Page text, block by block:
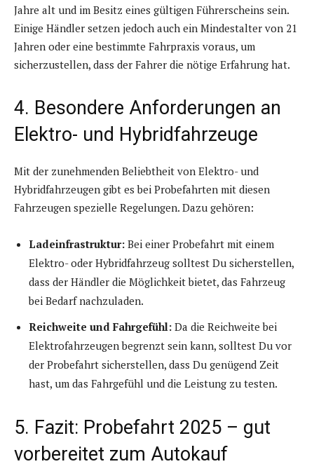
Jahre alt und im Besitz eines gültigen Führerscheins sein.
Einige Händler setzen jedoch auch ein Mindestalter von 21
Jahren oder eine bestimmte Fahrpraxis voraus, um
sicherzustellen, dass der Fahrer die nötige Erfahrung hat.
4. Besondere Anforderungen an
Elektro- und Hybridfahrzeuge
Mit der zunehmenden Beliebtheit von Elektro- und
Hybridfahrzeugen gibt es bei Probefahrten mit diesen
Fahrzeugen spezielle Regelungen. Dazu gehören:
Ladeinfrastruktur: Bei einer Probefahrt mit einem
Elektro- oder Hybridfahrzeug solltest Du sicherstellen,
dass der Händler die Möglichkeit bietet, das Fahrzeug
bei Bedarf nachzuladen.
Reichweite und Fahrgefühl: Da die Reichweite bei
Elektrofahrzeugen begrenzt sein kann, solltest Du vor
der Probefahrt sicherstellen, dass Du genügend Zeit
hast, um das Fahrgefühl und die Leistung zu testen.
5. Fazit: Probefahrt 2025 – gut
vorbereitet zum Autokauf